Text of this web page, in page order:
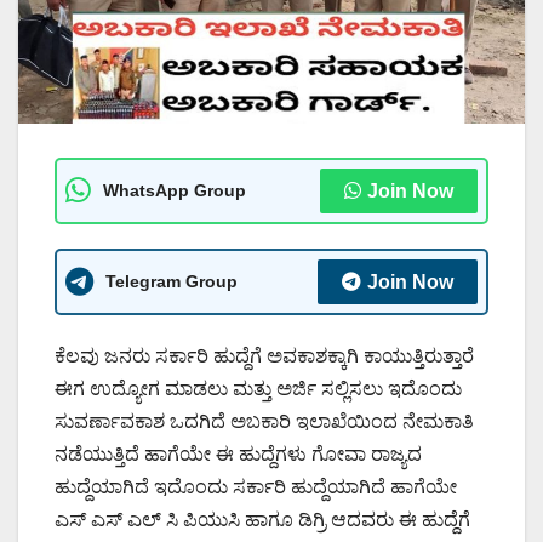
WhatsApp Group Join Now
Telegram Group Join Now
ಕೆಲವು ಜನರು ಸರ್ಕಾರಿ ಹುದ್ದೆಗೆ ಅವಕಾಶಕ್ಕಾಗಿ ಕಾಯುತ್ತಿರುತ್ತಾರೆ
ಈಗ ಉದ್ಯೋಗ ಮಾಡಲು ಮತ್ತು ಅರ್ಜಿ ಸಲ್ಲಿಸಲು ಇದೊಂದು
ಸುವರ್ಣಾವಕಾಶ ಒದಗಿದೆ ಅಬಕಾರಿ ಇಲಾಖೆಯಿಂದ ನೇಮಕಾತಿ
ನಡೆಯುತ್ತಿದೆ ಹಾಗೆಯೇ ಈ ಹುದ್ದೆಗಳು ಗೋವಾ ರಾಜ್ಯದ
ಹುದ್ದೆಯಾಗಿದೆ ಇದೊಂದು ಸರ್ಕಾರಿ ಹುದ್ದೆಯಾಗಿದೆ ಹಾಗೆಯೇ
ಎಸ್ ಎಸ್ ಎಲ್ ಸಿ ಪಿಯುಸಿ ಹಾಗೂ ಡಿಗ್ರಿ ಆದವರು ಈ ಹುದ್ದೆಗೆ